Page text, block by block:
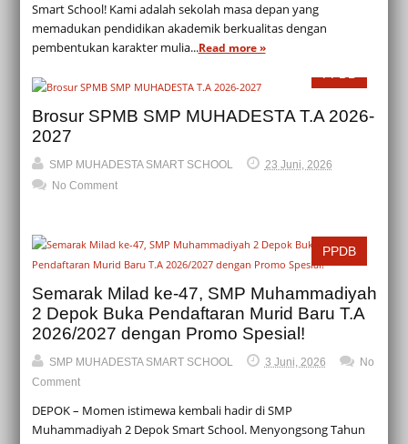
Smart School! Kami adalah sekolah masa depan yang
memadukan pendidikan akademik berkualitas dengan
pembentukan karakter mulia...Read more »
PPDB
Brosur SPMB SMP MUHADESTA T.A 2026-
2027
SMP MUHADESTA SMART SCHOOL
23 Juni, 2026
No Comment
PPDB
Semarak Milad ke-47, SMP Muhammadiyah
2 Depok Buka Pendaftaran Murid Baru T.A
2026/2027 dengan Promo Spesial!
SMP MUHADESTA SMART SCHOOL 3 Juni, 2026
No
Comment
DEPOK – Momen istimewa kembali hadir di SMP
Muhammadiyah 2 Depok Smart School. Menyongsong Tahun